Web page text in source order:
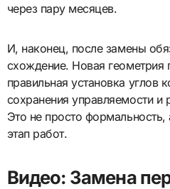
через пару месяцев.
И, наконец, после замены
схождение. Новая геометрия
правильная установка углов
сохранения управляемости
Это не просто
этап работ.
Видео: Замена